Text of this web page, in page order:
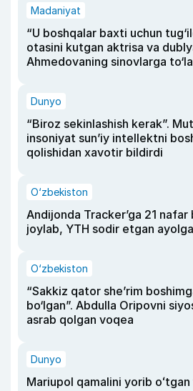
Madaniyat
“U boshqalar baxti uchun
otasini kutgan aktrisa va
Ahmedovaning sinovlarga
Dunyo
“Biroz sekinlashish kerak”.
insoniyat sun’iy intellektni
qolishidan xavotir bildirdi
O‘zbekiston
Andijonda Tracker’ga 21 nafar
joylab, YTH sodir etgan
O‘zbekiston
“Sakkiz qator she’rim
bo‘lgan”. Abdulla Oripovni
asrab qolgan voqea
Dunyo
Mariupol qamalini yorib oʻtgan